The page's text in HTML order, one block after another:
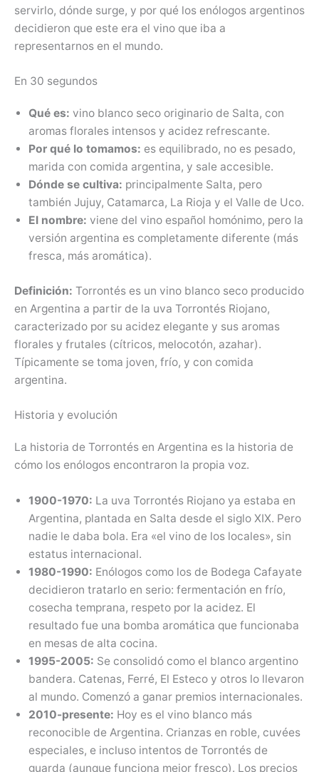
servirlo, dónde surge, y por qué los enólogos argentinos
decidieron que este era el vino que iba a
representarnos en el mundo.
En 30 segundos
Qué es: vino blanco seco originario de Salta, con
aromas florales intensos y acidez refrescante.
Por qué lo tomamos: es equilibrado, no es pesado,
marida con comida argentina, y sale accesible.
Dónde se cultiva: principalmente Salta, pero
también Jujuy, Catamarca, La Rioja y el Valle de Uco.
El nombre: viene del vino español homónimo, pero la
versión argentina es completamente diferente (más
fresca, más aromática).
Definición: Torrontés es un vino blanco seco producido
en Argentina a partir de la uva Torrontés Riojano,
caracterizado por su acidez elegante y sus aromas
florales y frutales (cítricos, melocotón, azahar).
Típicamente se toma joven, frío, y con comida
argentina.
Historia y evolución
La historia de Torrontés en Argentina es la historia de
cómo los enólogos encontraron la propia voz.
1900-1970: La uva Torrontés Riojano ya estaba en
Argentina, plantada en Salta desde el siglo XIX. Pero
nadie le daba bola. Era «el vino de los locales», sin
estatus internacional.
1980-1990: Enólogos como los de Bodega Cafayate
decidieron tratarlo en serio: fermentación en frío,
cosecha temprana, respeto por la acidez. El
resultado fue una bomba aromática que funcionaba
en mesas de alta cocina.
1995-2005: Se consolidó como el blanco argentino
bandera. Catenas, Ferré, El Esteco y otros lo llevaron
al mundo. Comenzó a ganar premios internacionales.
2010-presente: Hoy es el vino blanco más
reconocible de Argentina. Crianzas en roble, cuvées
especiales, e incluso intentos de Torrontés de
guarda (aunque funciona mejor fresco). Los precios